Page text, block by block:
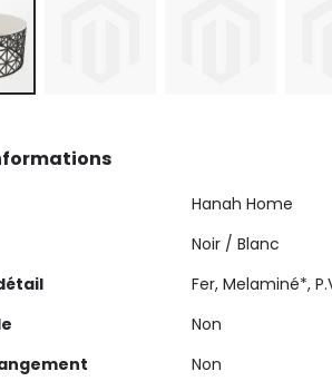
Hanah Home
Noir / Blanc
Fer, Melaminé*,
Non
Non